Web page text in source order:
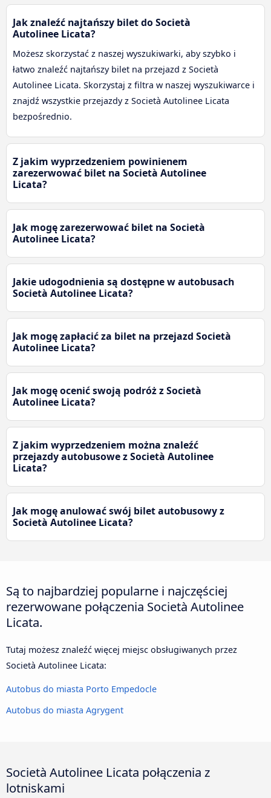
Jak znaleźć najtańszy bilet do Società
Autolinee Licata?
Możesz skorzystać z naszej wyszukiwarki, aby szybko i
łatwo znaleźć najtańszy bilet na przejazd z Società
Autolinee Licata. Skorzystaj z filtra w naszej wyszukiwarce i
znajdź wszystkie przejazdy z Società Autolinee Licata
bezpośrednio.
Z jakim wyprzedzeniem powinienem
zarezerwować bilet na Società Autolinee
Licata?
Jak mogę zarezerwować bilet na Società
Autolinee Licata?
Jakie udogodnienia są dostępne w autobusach
Società Autolinee Licata?
Jak mogę zapłacić za bilet na przejazd Società
Autolinee Licata?
Jak mogę ocenić swoją podróż z Società
Autolinee Licata?
Z jakim wyprzedzeniem można znaleźć
przejazdy autobusowe z Società Autolinee
Licata?
Jak mogę anulować swój bilet autobusowy z
Società Autolinee Licata?
Są to najbardziej popularne i najczęściej
rezerwowane połączenia Società Autolinee
Licata.
Tutaj możesz znaleźć więcej miejsc obsługiwanych przez
Società Autolinee Licata:
Autobus do miasta Porto Empedocle
Autobus do miasta Agrygent
Società Autolinee Licata połączenia z
lotniskami